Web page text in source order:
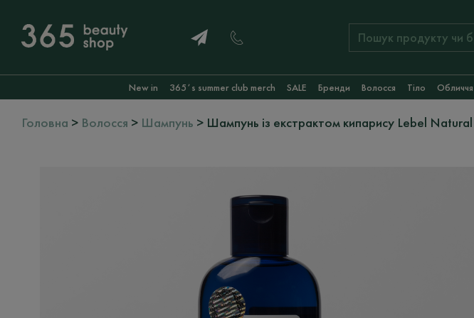
New in 365ʼs summer club merch SALE Бренди Волосся Тіло Обличчя
Головна > Волосся > Шампунь > Шампунь із екстрактом кипарису Lebel